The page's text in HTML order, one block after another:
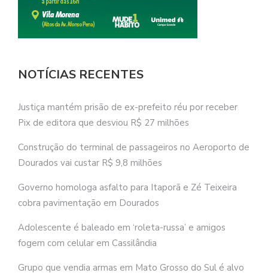
NOTÍCIAS RECENTES
Justiça mantém prisão de ex-prefeito réu por receber
Pix de editora que desviou R$ 27 milhões
Construção do terminal de passageiros no Aeroporto de
Dourados vai custar R$ 9,8 milhões
Governo homologa asfalto para Itaporã e Zé Teixeira
cobra pavimentação em Dourados
Adolescente é baleado em ‘roleta-russa’ e amigos
fogem com celular em Cassilândia
Grupo que vendia armas em Mato Grosso do Sul é alvo